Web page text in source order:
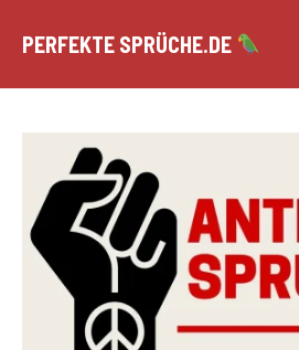
Inhalt
PERFEKTE SPRÜCHE.DE